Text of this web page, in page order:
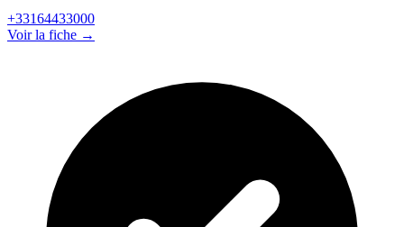
+33164433000
Voir la fiche →